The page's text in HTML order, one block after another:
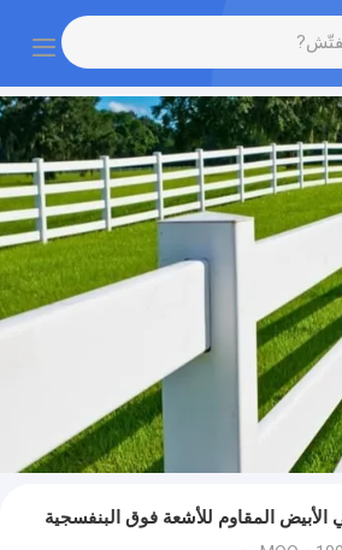
الأبيض المقاوم للأشعة فوق البنفسجية